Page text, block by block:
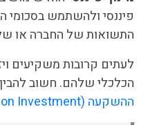
פיננסי ולהשתמש בסכומי
התשואות של החברה או של
לעתים קרובות משקיעים
הכלכלי שלהם. חשוב
ההשקעה (ROI – Rate on Investment)